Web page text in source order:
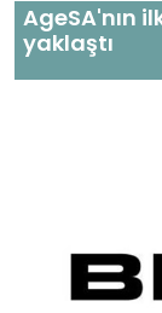
AgeSA'nın
yaklaştı